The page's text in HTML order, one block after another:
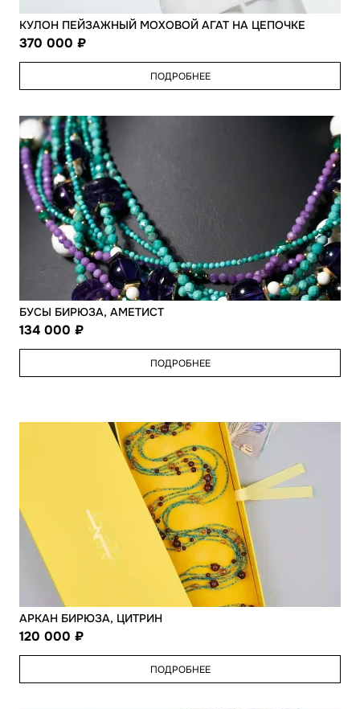
КУЛОН ПЕЙЗАЖНЫЙ МОХОВОЙ АГАТ НА ЦЕПОЧКЕ
370 000
ПОДРОБНЕЕ
БУСЫ БИРЮЗА, АМЕТИСТ
134 000
ПОДРОБНЕЕ
АРКАН БИРЮЗА, ЦИТРИН
120 000
ПОДРОБНЕЕ